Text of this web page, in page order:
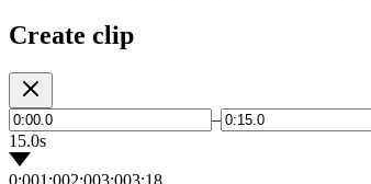
Create clip
–
15.0s